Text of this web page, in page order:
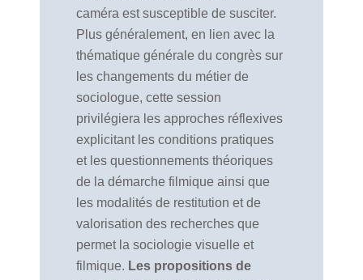
caméra est susceptible de susciter.
Plus généralement, en lien avec la
thématique générale du congrès sur
les changements du métier de
sociologue, cette session
privilégiera les approches réflexives
explicitant les conditions pratiques
et les questionnements théoriques
de la démarche filmique ainsi que
les modalités de restitution et de
valorisation des recherches que
permet la sociologie visuelle et
filmique. Les propositions de